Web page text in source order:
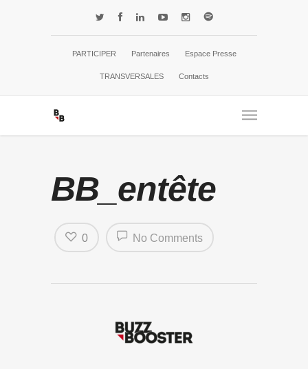
PARTICIPER Partenaires Espace Presse
TRANSVERSALES Contacts
BB_entête
No Comments
0